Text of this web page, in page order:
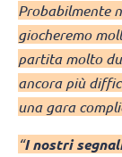
Probabilmente
giocheremo
partita molto
ancora più
una gara
“I nostri